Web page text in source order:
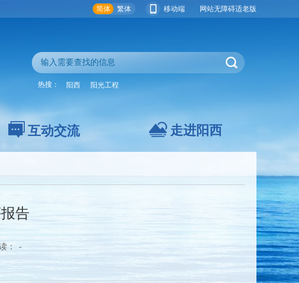
简体 繁体 移动端 网站无障碍适老版
热搜： 阳西 阳光工程
互动交流 走进阳西
告
： -